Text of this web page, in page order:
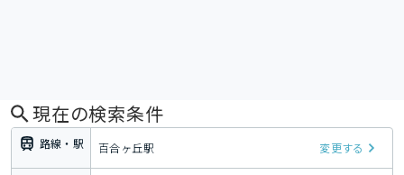
現在の検索条件
路線・駅 百合ヶ丘駅 変更する